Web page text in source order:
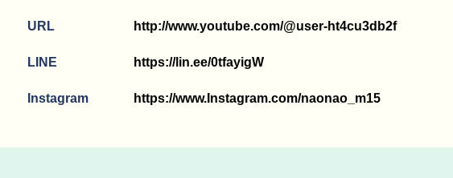
URL http://www.youtube.com/@user-ht4cu3db2f
LINE https://lin.ee/0tfayigW
Instagram https://www.Instagram.com/naonao_m15